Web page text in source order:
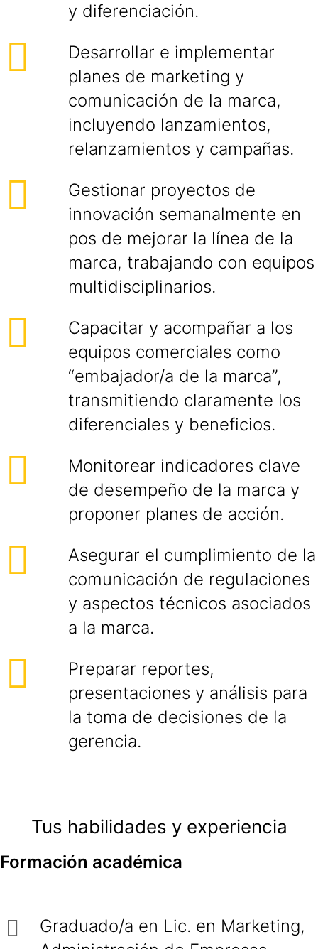
y diferenciación.
Desarrollar e implementar
planes de marketing y
comunicación de la marca,
incluyendo lanzamientos,
relanzamientos y campañas.
Gestionar proyectos de
innovación semanalmente en
pos de mejorar la línea de la
marca, trabajando con equipos
multidisciplinarios.
Capacitar y acompañar a los
equipos comerciales como
“embajador/a de la marca”,
transmitiendo claramente los
diferenciales y beneficios.
Monitorear indicadores clave
de desempeño de la marca y
proponer planes de acción.
Asegurar el cumplimiento de la
comunicación de regulaciones
y aspectos técnicos asociados
a la marca.
Preparar reportes,
presentaciones y análisis para
la toma de decisiones de la
gerencia.
Tus habilidades y experiencia
Formación académica
Graduado/a en Lic. en Marketing,